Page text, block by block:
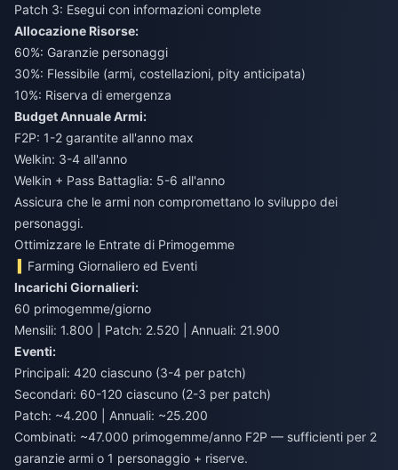
Patch 3: Esegui con informazioni complete
Allocazione Risorse:
60%: Garanzie personaggi
30%: Flessibile (armi, costellazioni, pity anticipata)
10%: Riserva di emergenza
Budget Annuale Armi:
F2P: 1-2 garantite all'anno max
Welkin: 3-4 all'anno
Welkin + Pass Battaglia: 5-6 all'anno
Assicura che le armi non compromettano lo sviluppo dei
personaggi.
Ottimizzare le Entrate di Primogemme
Farming Giornaliero ed Eventi
Incarichi Giornalieri:
60 primogemme/giorno
Mensili: 1.800 | Patch: 2.520 | Annuali: 21.900
Eventi:
Principali: 420 ciascuno (3-4 per patch)
Secondari: 60-120 ciascuno (2-3 per patch)
Patch: ~4.200 | Annuali: ~25.200
Combinati: ~47.000 primogemme/anno F2P — sufficienti per 2
garanzie armi o 1 personaggio + riserve.